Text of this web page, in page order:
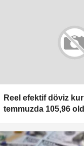
Reel efektif döviz
temmuzda 105,96